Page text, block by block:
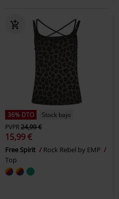
36% DTO
Stock bajo
PVPR24,99 €
15,99 €
Free Spirit
Rock Rebel by EMP
Top